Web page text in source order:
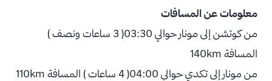
معلومات عن المسافات
من كوتشن إلى مونار حوالي 03:30( 3 ساعات ونصف )
المسافة 140km
من مونار إلى تكدي حوالي 04:00( 4 ساعات ) المسافة 110km